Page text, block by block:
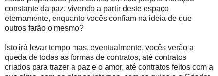
constante da paz, vivendo a partir deste espaço
eternamente, enquanto vocês confiam na ideia de que
outros farão o mesmo?
Isto irá levar tempo mas, eventualmente, vocês verão a
queda de todas as formas de contratos, até contratos
criados para trazer a paz e o amor, até contratos feitos com a